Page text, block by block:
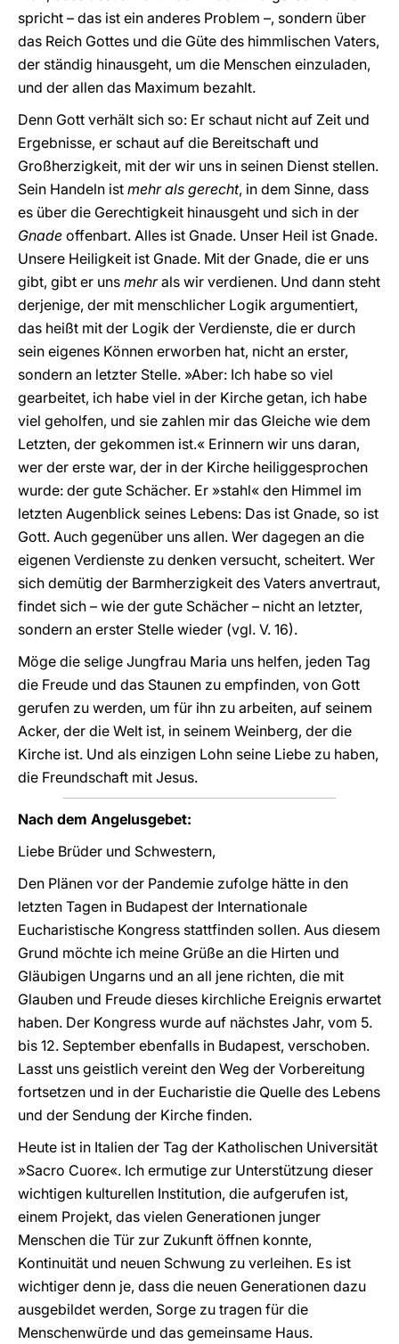
spricht – das ist ein anderes Problem –, sondern über
das Reich Gottes und die Güte des himmlischen Vaters,
der ständig hinausgeht, um die Menschen einzuladen,
und der allen das Maximum bezahlt.
Denn Gott verhält sich so: Er schaut nicht auf Zeit und
Ergebnisse, er schaut auf die Bereitschaft und
Großherzigkeit, mit der wir uns in seinen Dienst stellen.
Sein Handeln ist mehr als gerecht, in dem Sinne, dass
es über die Gerechtigkeit hinausgeht und sich in der
Gnade offenbart. Alles ist Gnade. Unser Heil ist Gnade.
Unsere Heiligkeit ist Gnade. Mit der Gnade, die er uns
gibt, gibt er uns mehrals wir verdienen. Und dann steht
derjenige, der mit menschlicher Logik argumentiert,
das heißt mit der Logik der Verdienste, die er durch
sein eigenes Können erworben hat, nicht an erster,
sondern an letzter Stelle. »Aber: Ich habe so viel
gearbeitet, ich habe viel in der Kirche getan, ich habe
viel geholfen, und sie zahlen mir das Gleiche wie dem
Letzten, der gekommen ist.« Erinnern wir uns daran,
wer der erste war, der in der Kirche heiliggesprochen
wurde: der gute Schächer. Er »stahl« den Himmel im
letzten Augenblick seines Lebens: Das ist Gnade, so ist
Gott. Auch gegenüber uns allen. Wer dagegen an die
eigenen Verdienste zu denken versucht, scheitert. Wer
sich demütig der Barmherzigkeit des Vaters anvertraut,
findet sich – wie der gute Schächer – nicht an letzter,
sondern an erster Stelle wieder (vgl. V. 16).
Möge die selige Jungfrau Maria uns helfen, jeden Tag
die Freude und das Staunen zu empfinden, von Gott
gerufen zu werden, um für ihn zu arbeiten, auf seinem
Acker, der die Welt ist, in seinem Weinberg, der die
Kirche ist. Und als einzigen Lohn seine Liebe zu haben,
die Freundschaft mit Jesus.
Nach dem Angelusgebet:
Liebe Brüder und Schwestern,
Den Plänen vor der Pandemie zufolge hätte in den
letzten Tagen in Budapest der Internationale
Eucharistische Kongress stattfinden sollen. Aus diesem
Grund möchte ich meine Grüße an die Hirten und
Gläubigen Ungarns und an all jene richten, die mit
Glauben und Freude dieses kirchliche Ereignis erwartet
haben. Der Kongress wurde auf nächstes Jahr, vom 5.
bis 12. September ebenfalls in Budapest, verschoben.
Lasst uns geistlich vereint den Weg der Vorbereitung
fortsetzen und in der Eucharistie die Quelle des Lebens
und der Sendung der Kirche finden.
Heute ist in Italien der Tag der Katholischen Universität
»Sacro Cuore«. Ich ermutige zur Unterstützung dieser
wichtigen kulturellen Institution, die aufgerufen ist,
einem Projekt, das vielen Generationen junger
Menschen die Tür zur Zukunft öffnen konnte,
Kontinuität und neuen Schwung zu verleihen. Es ist
wichtiger denn je, dass die neuen Generationen dazu
ausgebildet werden, Sorge zu tragen für die
Menschenwürde und das gemeinsame Haus.